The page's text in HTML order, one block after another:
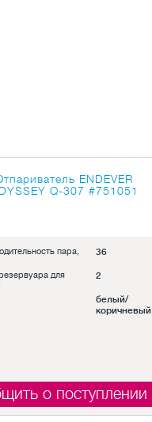
ENDEVER
Q-307#751051
пара, 36
для
2
белый/
коричневый
о поступлении